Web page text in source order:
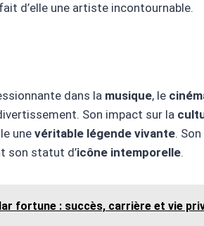
d’elle une artiste incontournable.
dans la musique, le
Son impact sur la
unevéritable légende vivante.
son statut d’icône intemporelle.
fortune : succès, carrière et vie